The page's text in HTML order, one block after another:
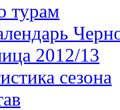
турам
2012/13
сезона